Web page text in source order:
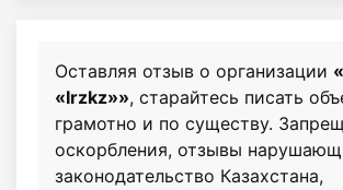
Оставляя отзыв о организации
«Irzkz»», старайтесь писать
грамотно и по существу.
оскорбления, отзывы
законодательство Казахстана,